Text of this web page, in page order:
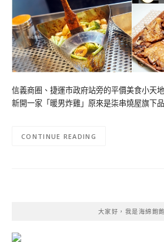
信義商圈、捷運市政府站旁的平價美食小天
新開一家「暖男炸雞」原來是柒串燒屋旗下
CONTINUE READING
大家好，我是海綿飽飽